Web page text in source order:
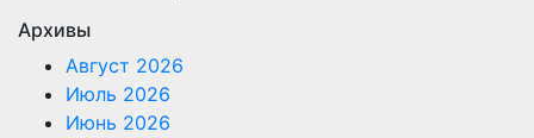
Архивы
Август 2026
Июль 2026
Июнь 2026